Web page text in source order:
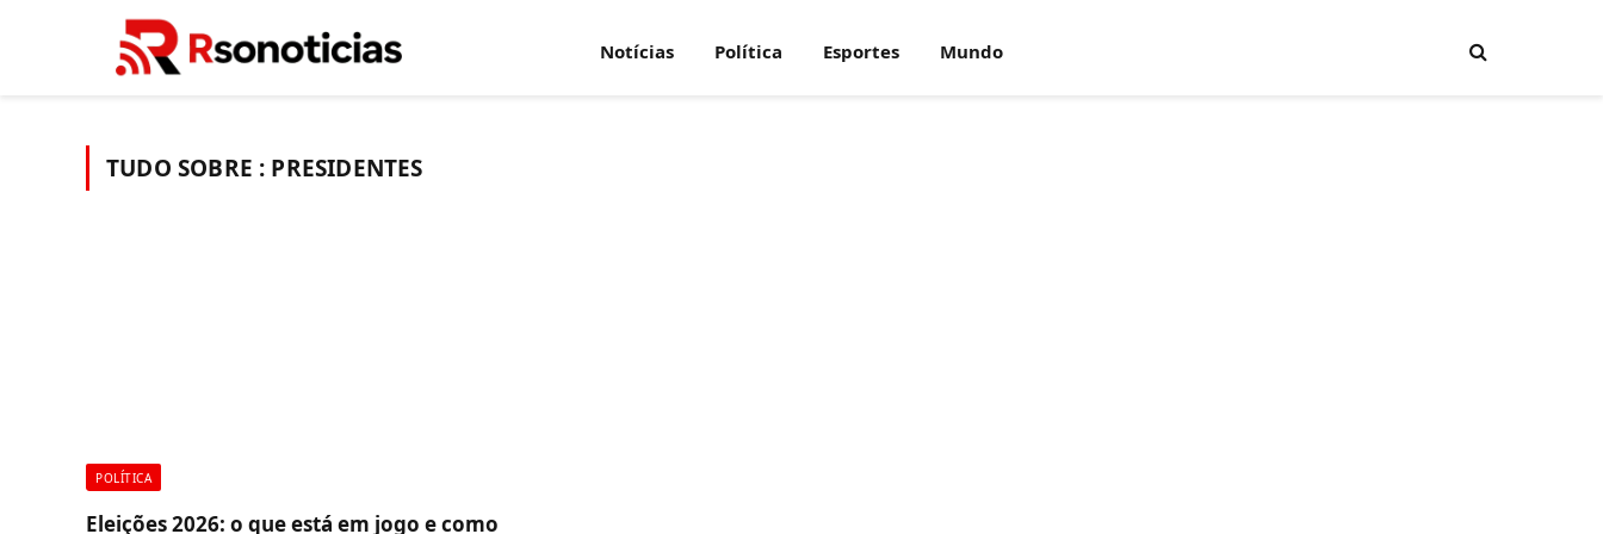
Notícias Política Esportes Mundo
TUDO SOBRE : PRESIDENTES
POLÍTICA
Eleições 2026: o que está em jogo e como